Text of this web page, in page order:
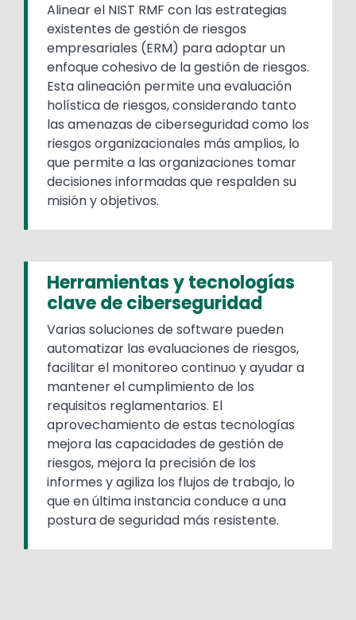
Alinear el NIST RMF con las estrategias
existentes de gestión de riesgos
empresariales (ERM) para adoptar un
enfoque cohesivo de la gestión de riesgos.
Esta alineación permite una evaluación
holística de riesgos, considerando tanto
las amenazas de ciberseguridad como los
riesgos organizacionales más amplios, lo
que permite a las organizaciones tomar
decisiones informadas que respalden su
misión y objetivos.
Herramientas y tecnologías
clave de ciberseguridad
Varias soluciones de software pueden
automatizar las evaluaciones de riesgos,
facilitar el monitoreo continuo y ayudar a
mantener el cumplimiento de los
requisitos reglamentarios. El
aprovechamiento de estas tecnologías
mejora las capacidades de gestión de
riesgos, mejora la precisión de los
informes y agiliza los flujos de trabajo, lo
que en última instancia conduce a una
postura de seguridad más resistente.